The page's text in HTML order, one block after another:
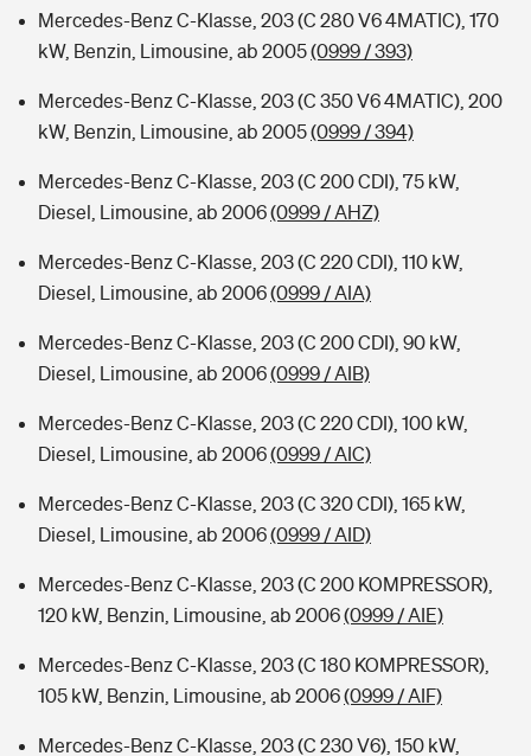
Mercedes-Benz C-Klasse, 203 (C 280 V6 4MATIC), 170
kW, Benzin, Limousine, ab 2005(0999 / 393)
Mercedes-Benz C-Klasse, 203 (C 350 V6 4MATIC), 200
kW, Benzin, Limousine, ab 2005(0999 / 394)
Mercedes-Benz C-Klasse, 203 (C 200 CDI), 75 kW,
Diesel, Limousine, ab 2006(0999 / AHZ)
Mercedes-Benz C-Klasse, 203 (C 220 CDI), 110 kW,
Diesel, Limousine, ab 2006(0999 / AIA)
Mercedes-Benz C-Klasse, 203 (C 200 CDI), 90 kW,
Diesel, Limousine, ab 2006(0999 / AIB)
Mercedes-Benz C-Klasse, 203 (C 220 CDI), 100 kW,
Diesel, Limousine, ab 2006(0999 / AIC)
Mercedes-Benz C-Klasse, 203 (C 320 CDI), 165 kW,
Diesel, Limousine, ab 2006(0999 / AID)
Mercedes-Benz C-Klasse, 203 (C 200 KOMPRESSOR),
120 kW, Benzin, Limousine, ab 2006(0999 / AIE)
Mercedes-Benz C-Klasse, 203 (C 180 KOMPRESSOR),
105 kW, Benzin, Limousine, ab 2006(0999 / AIF)
Mercedes-Benz C-Klasse, 203 (C 230 V6), 150 kW,